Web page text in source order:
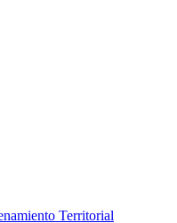
Territorial